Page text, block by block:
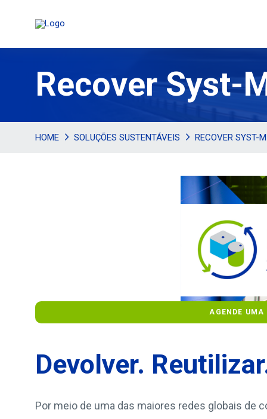
Recover Syst-
HOME SOLUÇÕES SUSTENTÁVEIS RECOVER SYST-M
AGENDE UMA
Devolver.
Por meio de uma das maiores redes globais de